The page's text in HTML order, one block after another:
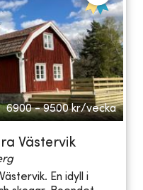
6900 - 9500 kr/vecka
Västervik
En idyll i